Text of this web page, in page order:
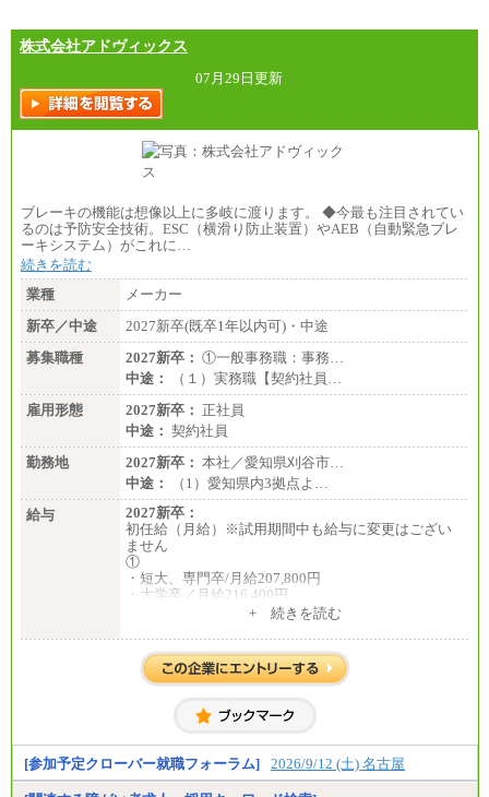
・1,090万円/38歳・月給59万円 *残業代・家族手当
対象外
（３）
月給：190,000円～
想定年収：340万円～610万円
年収例：
・460万円/28歳・月給26万円
・520万円/32歳・月給29万円
（４）
月給：201,000円～
想定年収：360万円～680万円
年収例：
年収例は賞与含む、残業代・家族手当含まず
※キャリアや能力等を考慮の上、当社規定により確
定します
※残業手当：別途支給
※固定給に固定残業代含まず
※試用期間中も給与に変更なし
株式会社アドヴィックス
07月29日更新
ブレーキの機能は想像以上に多岐に渡ります。 ◆今最も注目されてい
るのは予防安全技術。ESC（横滑り防止装置）やAEB（自動緊急ブレ
ーキシステム）がこれに…
続きを読む
業種
メーカー
新卒／中途
2027新卒(既卒1年以内可)・中途
募集職種
2027新卒： ①一般事務職：事務…
中途：
（１）実務職【契約社員…
雇用形態
2027新卒： 正社員
中途： 契約社員
勤務地
2027新卒： 本社／愛知県刈谷市…
中途：
（1）愛知県内3拠点よ…
給与
2027新卒：
初任給（月給）※試用期間中も給与に変更はござい
ません
①
・短大、専門卒/月給207,800円
・大学卒／月給216,400円
※大学院修了は大学卒の金額を最低額とし、経験・
す。
②③
・大学卒／月給282,000円
※技術系応募における、博士課程修了は大学卒(また
は修士了)の金額を最低額とし、経験・能力を考慮の
うえ当社規程に基づき決定いたします。
+ 続きを読む
[参加予定クローバー就職フォーラム] 2026/9/12 (土) 名古屋